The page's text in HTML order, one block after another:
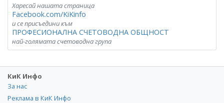
Харесай нашата страница
Facebook.com/KiKinfo
и се присъедини към
ПРОФЕСИОНАЛНА СЧЕТОВОДНА ОБЩНОСТ
най-голямата счетоводна група
КиК Инфо
За нас
Реклама в КиК Инфо